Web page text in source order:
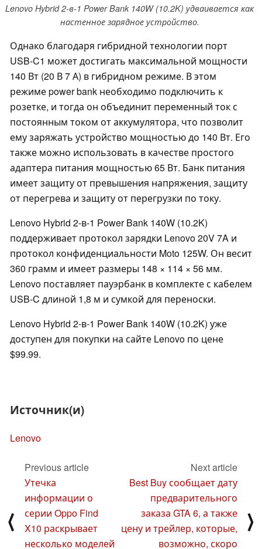
Lenovo Hybrid 2-в-1 Power Bank 140W (10.2K) удваивается как
настенное зарядное устройство.
Однако благодаря гибридной технологии порт
USB-C1 может достигать максимальной мощности
140 Вт (20 В 7 А) в гибридном режиме. В этом
режиме power bank необходимо подключить к
розетке, и тогда он объединит переменный ток с
постоянным током от аккумулятора, что позволит
ему заряжать устройство мощностью до 140 Вт. Его
также можно использовать в качестве простого
адаптера питания мощностью 65 Вт. Банк питания
имеет защиту от превышения напряжения, защиту
от перегрева и защиту от перегрузки по току.
Lenovo Hybrid 2-в-1 Power Bank 140W (10.2K)
поддерживает протокол зарядки Lenovo 20V 7A и
протокол конфиденциальности Moto 125W. Он весит
360 грамм и имеет размеры 148 × 114 × 56 мм.
Lenovo поставляет пауэрбанк в комплекте с кабелем
USB-C длиной 1,8 м и сумкой для переноски.
Lenovo Hybrid 2-в-1 Power Bank 140W (10.2K) уже
доступен для покупки на сайте Lenovo по цене
$99.99.
Источник(и)
Lenovo
⟨
Previous article
Утечка
информации о
серии Oppo Find
X10 раскрывает
несколько моделей
Next article
Best Buy сообщает дату
предварительного
заказа GTA 6, а также
цену и трейлер, которые,
возможно, скоро
⟩